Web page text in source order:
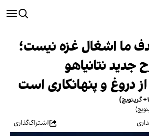
ما اشغال غزه نیست؛
نتانیاهو
دروغ و پنهانکاری است
اشتراک‌گذاری